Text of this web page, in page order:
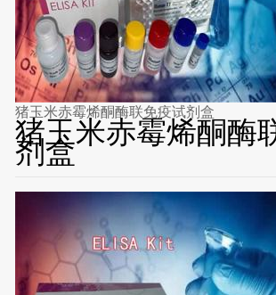
猪玉米赤霉烯酮酶联免疫试剂盒
猪玉米赤霉烯酮酶
剂盒